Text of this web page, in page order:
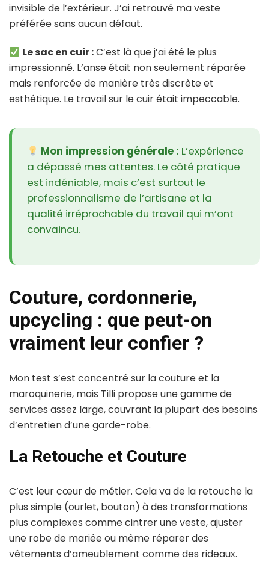
invisible de l’extérieur. J’ai retrouvé ma veste
préférée sans aucun défaut.
Le sac en cuir :C’est là que j’ai été le plus
impressionné. L’anse était non seulement réparée
mais renforcée de manière très discrète et
esthétique. Le travail sur le cuir était impeccable.
Mon impression générale : L’expérience
a dépassé mes attentes. Le côté pratique
est indéniable, mais c’est surtout le
professionnalisme de l’artisane et la
qualité irréprochable du travail qui m’ont
convaincu.
Couture, cordonnerie,
upcycling : que peut-on
vraiment leur confier ?
Mon test s’est concentré sur la couture et la
maroquinerie, mais Tilli propose une gamme de
services assez large, couvrant la plupart des besoins
d’entretien d’une garde-robe.
La Retouche et Couture
C’est leur cœur de métier. Cela va de la retouche la
plus simple (ourlet, bouton) à des transformations
plus complexes comme cintrer une veste, ajuster
une robe de mariée ou même réparer des
vêtements d’ameublement comme des rideaux.